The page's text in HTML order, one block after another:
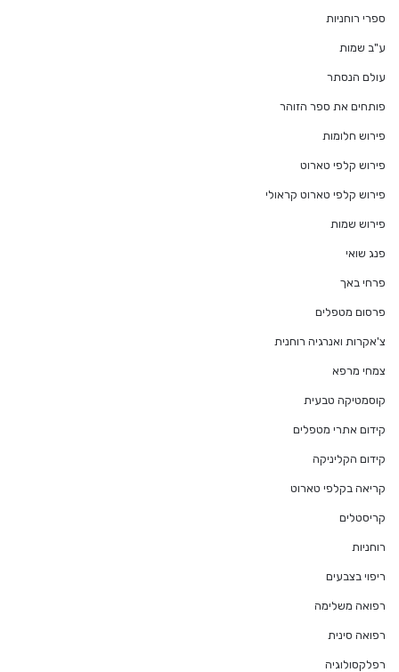
ספרי רוחניות
ע"ב שמות
עולם הנסתר
פותחים את ספר הזוהר
פירוש חלומות
פירוש קלפי טארוט
פירוש קלפי טארוט קראולי
פירוש שמות
פנג שואי
פרחי באך
פרסום מטפלים
צ'אקרות ואנרגיה רוחנית
צמחי מרפא
קוסמטיקה טבעית
קידום אתרי מטפלים
קידום הקליניקה
קריאה בקלפי טארוט
קריסטלים
רוחניות
ריפוי בצבעים
רפואה משלימה
רפואה סינית
רפלקסולוגיה